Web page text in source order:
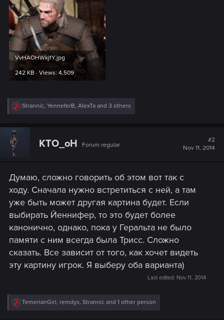
VvHAOHWkjfY.jpg
242 KB · Views: 4,509
R
e
c
:
Strannic, YenneferB, AlexTa and 3 others
KTO_oH Forum regular
#2
Nov 11, 2014
Думаю, сложно говорить об этом вот так с
ходу. Сначала нужно встретиться с ней, а там
уже быть может другая картина будет. Если
выбирать Йеннифер, то это будет более
канонично, однако, пока у Геральта не было
памяти с ним всегда была Трисс. Сложно
сказать. Все зависит от того, как хочет видеть
эту картину игрок. Я выберу оба варианта)
Last edited: Nov 11, 2014
R
e
TemerianGirl, remdyx, Strannic and 1 other person